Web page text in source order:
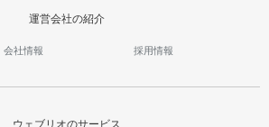
運営会社の紹介
会社情報 採用情報